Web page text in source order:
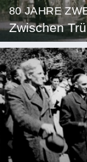
80 JAHRE
Zwischen